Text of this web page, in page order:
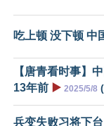
吃上顿 没下顿 中
【唐青看时事】
13年前 ▶️ 2025/5/8 (
兵变失败习将下